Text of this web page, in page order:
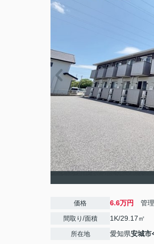
価格 6.6万円 管
間取り/面積 1K/29.17㎡
所在地 愛知県安城市